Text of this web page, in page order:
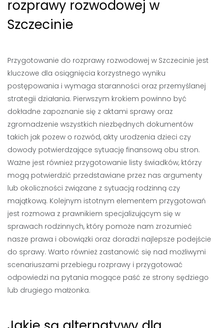
rozprawy rozwodowej w
Szczecinie
Przygotowanie do rozprawy rozwodowej w Szczecinie jest
kluczowe dla osiągnięcia korzystnego wyniku
postępowania i wymaga staranności oraz przemyślanej
strategii działania. Pierwszym krokiem powinno być
dokładne zapoznanie się z aktami sprawy oraz
zgromadzenie wszystkich niezbędnych dokumentów
takich jak pozew o rozwód, akty urodzenia dzieci czy
dowody potwierdzające sytuację finansową obu stron.
Ważne jest również przygotowanie listy świadków, którzy
mogą potwierdzić przedstawiane przez nas argumenty
lub okoliczności związane z sytuacją rodzinną czy
majątkową. Kolejnym istotnym elementem przygotowań
jest rozmowa z prawnikiem specjalizującym się w
sprawach rodzinnych, który pomoże nam zrozumieć
nasze prawa i obowiązki oraz doradzi najlepsze podejście
do sprawy. Warto również zastanowić się nad możliwymi
scenariuszami przebiegu rozprawy i przygotować
odpowiedzi na pytania mogące paść ze strony sędziego
lub drugiego małżonka.